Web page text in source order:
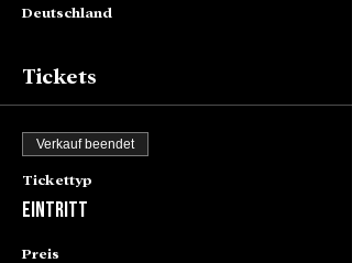
Deutschland
Tickets
Verkauf beendet
Tickettyp
Eintritt
Preis